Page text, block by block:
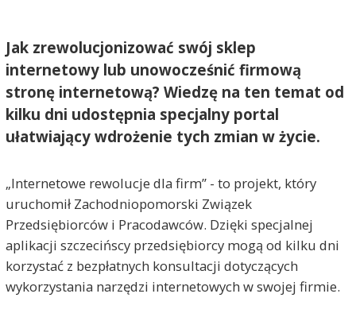
Jak zrewolucjonizować swój sklep
internetowy lub unowocześnić firmową
stronę internetową? Wiedzę na ten temat od
kilku dni udostępnia specjalny portal
ułatwiający wdrożenie tych zmian w życie.
„Internetowe rewolucje dla firm” - to projekt, który
uruchomił Zachodniopomorski Związek
Przedsiębiorców i Pracodawców. Dzięki specjalnej
aplikacji szczecińscy przedsiębiorcy mogą od kilku dni
korzystać z bezpłatnych konsultacji dotyczących
wykorzystania narzędzi internetowych w swojej firmie.